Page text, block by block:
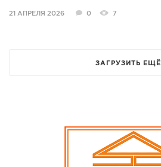
21 АПРЕЛЯ 2026 0 7
ЗАГРУЗИТЬ ЕЩЁ